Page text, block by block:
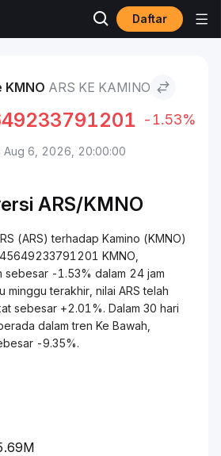
Daftar
ARS to Kamino
KMNO ARS KE KAMINO
-1.53%
Aug 6, 2026, 20:00:00
ARS/KMNO
(ARS) terhadap Kamino (KMNO)
KMNO,
sebesar -1.53% dalam 24 jam
minggu terakhir, nilai ARS telah
sebesar +2.01%. Dalam 30 hari
dalam tren Ke Bawah,
-9.35%.